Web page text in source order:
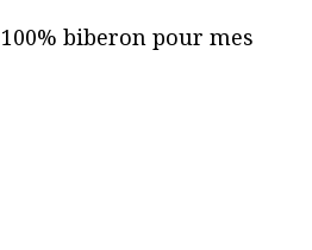
100% biberon pour mes